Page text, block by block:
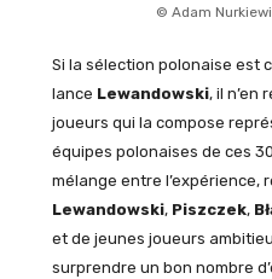
© Adam
Si la sélection polonaise est
lance Lewandowski, il n’en
joueurs qui la compose
équipes polonaises de ces
mélange entre l’expérience,
Lewandowski, Piszczek,
et de jeunes joueurs
surprendre un bon nombre